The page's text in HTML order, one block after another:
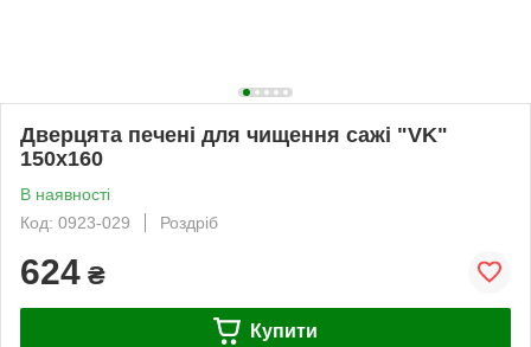
Дверцята печені для чищення сажі "VK"
150х160
В наявності
Код: 0923-029
Роздріб
624 ₴
Купити